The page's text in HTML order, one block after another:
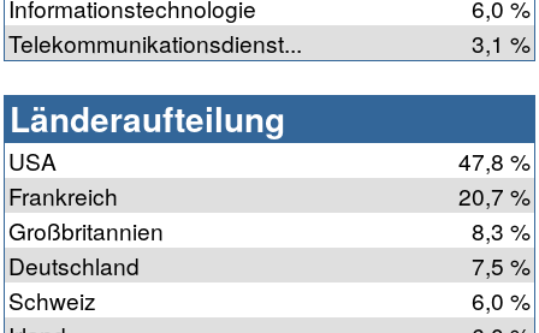
Informationstechnologie
6,0 %
Telekommunikationsdienst...
3,1 %
Länderaufteilung
USA
47,8 %
Frankreich
20,7 %
Großbritannien
8,3 %
Deutschland
7,5 %
Schweiz
6,0 %